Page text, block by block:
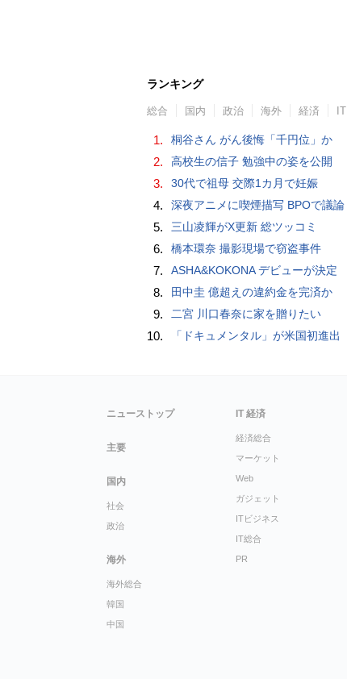
ランキング
総合 国内 政治 海外 経済 IT
1. 桐谷さん がん後悔「千円位」か
2. 高校生の信子 勉強中の姿を公開
3. 30代で祖母 交際1カ月で妊娠
4. 深夜アニメに喫煙描写 BPOで議論
5. 三山凌輝がX更新 総ツッコミ
6. 橋本環奈 撮影現場で窃盗事件
7. ASHA&KOKONA デビューが決定
8. 田中圭 億超えの違約金を完済か
9. 二宮 川口春奈に家を贈りたい
10. 「ドキュメンタル」が米国初進出
ニューストップ
主要
国内
社会
政治
海外
海外総合
韓国
中国
IT 経済
経済総合
マーケット
Web
ガジェット
ITビジネス
IT総合
PR